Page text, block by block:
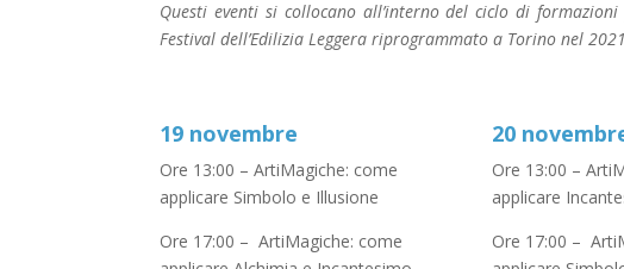
Questi eventi si collocano all’interno del ciclo di
Festival dell’Edilizia Leggera riprogrammato a Torino nel
19 novembre
Ore 13:00 – ArtiMagiche: come
applicare Simbolo e Illusione
Ore 17:00 – ArtiMagiche: come
20
Ore 13:00 –
applicare
Ore 17:00 –